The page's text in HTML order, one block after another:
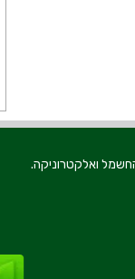
החשמל ואלקטרוניקה.